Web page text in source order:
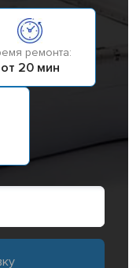
ремонта:
от 20 мин